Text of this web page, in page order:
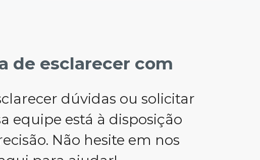
de esclarecer com
dúvidas ou solicitar
equipe está à disposição
Não hesite em nos